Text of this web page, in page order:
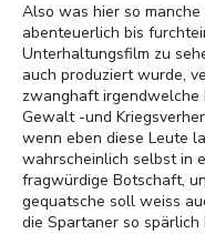
Also was hier so
abenteuerlich bis
Unterhaltungsfilm zu
auch produziert wurde,
zwanghaft irgendwelche
Gewalt -und
wenn eben diese Leute
wahrscheinlich selbst in
fragwürdige Botschaft,
gequatsche soll weiss
die Spartaner so spärlich